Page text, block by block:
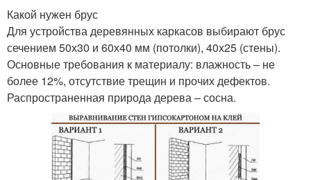
Какой нужен брус
Для устройства деревянных каркасов выбирают брус
сечением 50х30 и 60х40 мм (потолки), 40х25 (стены).
Основные требования к материалу: влажность – не
более 12%, отсутствие трещин и прочих дефектов.
Распространенная природа дерева – сосна.